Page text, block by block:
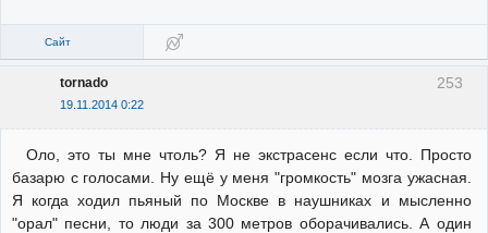
Сайт
253
tornado
19.11.2014 0:22
Оло, это ты мне чтоль? Я не экстрасенс если что. Просто
базарю с голосами. Ну ещё у меня "громкость" мозга ужасная.
Я когда ходил пьяный по Москве в наушниках и мысленно
"орал" песни, то люди за 300 метров оборачивались. А один